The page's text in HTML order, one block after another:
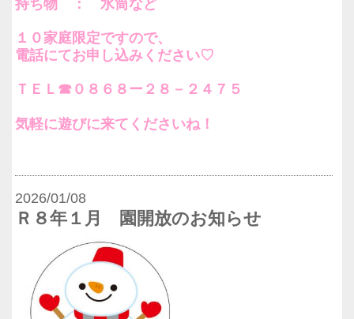
持ち物 ： 水筒など
１０家庭限定ですので、
電話にてお申し込みください♡
ＴＥＬ☎０８６８ー２８－２４７５
気軽に遊びに来てくださいね！
2026/01/08
Ｒ８年１月 園開放のお知らせ